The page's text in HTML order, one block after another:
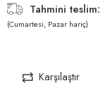
Tahmini teslim:
(Cumartesi, Pazar hariç)
Karşılaştır